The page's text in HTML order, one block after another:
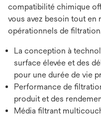
compatibilité chimique
vous avez besoin tout en
opérationnels de
La conception à
surface élevée et des
pour une durée de vie
Performance de
produit et des
Média filtrant